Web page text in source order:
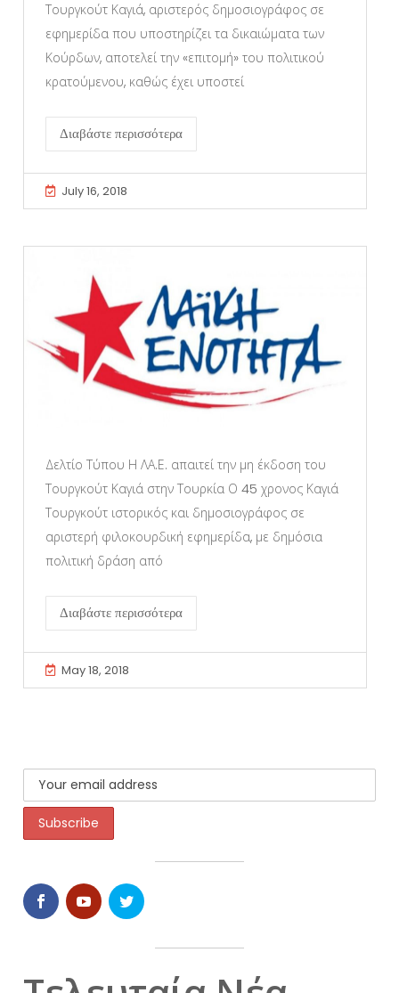
Τουργκούτ Καγιά, αριστερός δημοσιογράφος σε
εφημερίδα που υποστηρίζει τα δικαιώματα των
Κούρδων, αποτελεί την «επιτομή» του πολιτικού
κρατούμενου, καθώς έχει υποστεί
Διαβάστε περισσότερα
July 16, 2018
Δελτίο Τύπου Η ΛΑ.Ε. απαιτεί την μη έκδοση του
Τουργκούτ Καγιά στην Τουρκία Ο 45 χρονος Καγιά
Τουργκούτ ιστορικός και δημοσιογράφος σε
αριστερή φιλοκουρδική εφημερίδα, με δημόσια
πολιτική δράση από
Διαβάστε περισσότερα
May 18, 2018